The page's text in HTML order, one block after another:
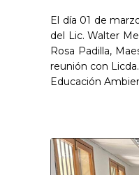
El día 01 de
del Lic. Walter
Rosa Padilla,
reunión con
Educación